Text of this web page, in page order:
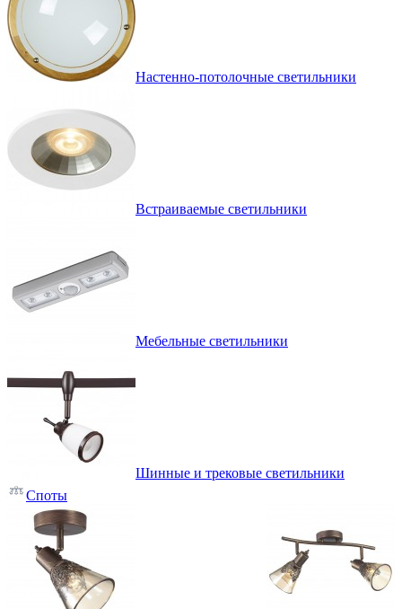
Настенно-потолочные светильники
Встраиваемые светильники
Мебельные светильники
Шинные и трековые светильники
Споты